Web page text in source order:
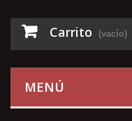
Carrito (vacío)
MENÚ